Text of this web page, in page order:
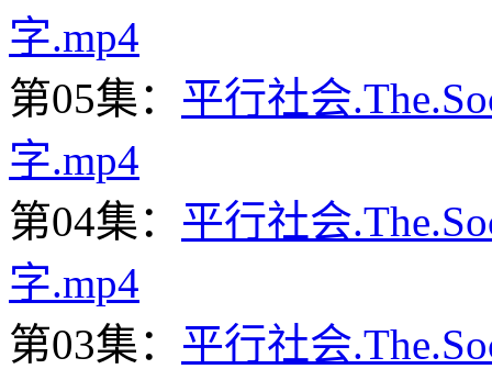
字.mp4
第05集： 平行社会
字.mp4
第04集： 平行社会
字.mp4
第03集： 平行社会